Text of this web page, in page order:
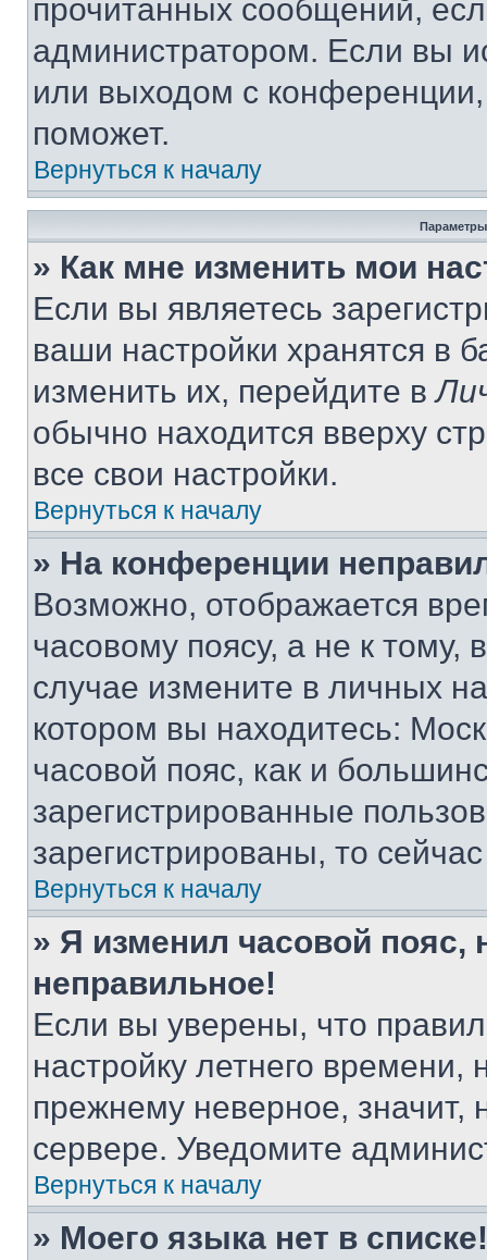
прочитанных сообщений,
администратором. Если вы
или выходом с
поможет.
Вернуться к началу
Параметры
» Как мне изменить мои
Если вы являетесь
ваши настройки хранятся в
изменить их, перейдите в
обычно находится вверху
все свои настройки.
Вернуться к началу
» На конференции
Возможно, отображается
часовому поясу, а не к тому,
случае измените в личных
котором вы находитесь:
часовой пояс, как и
зарегистрированные
зарегистрированы, то
Вернуться к началу
» Я изменил часовой пояс,
неправильное!
Если вы уверены, что
настройку летнего
прежнему неверное, значит,
сервере. Уведомите
Вернуться к началу
» Моего языка нет в списке!